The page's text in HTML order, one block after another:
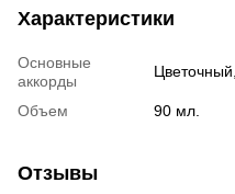
Характеристики
Основные
аккорды
Объем 90 мл.
Отзывы